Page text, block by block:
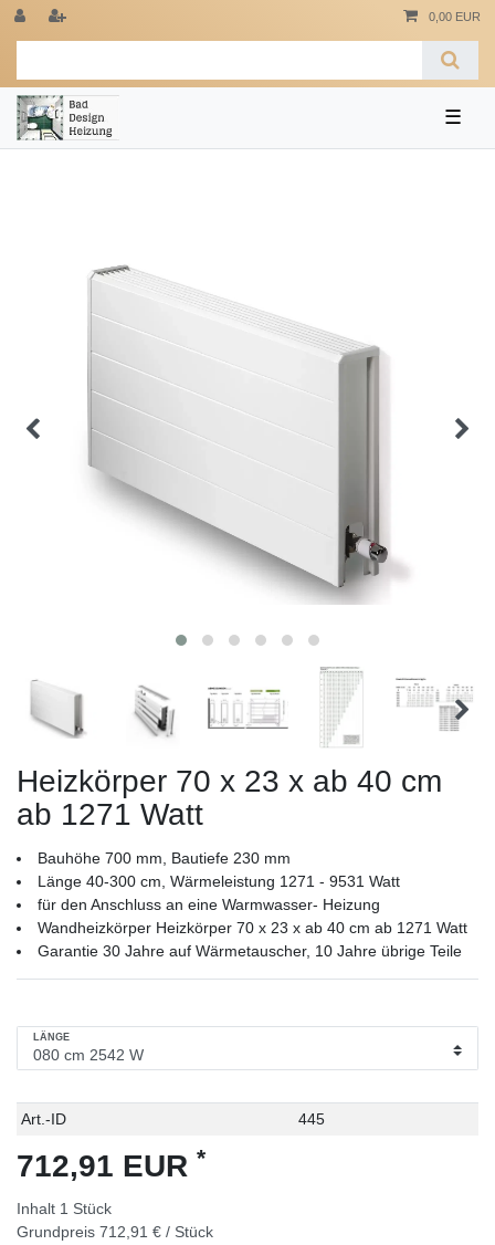
0,00 EUR
☰
Heizkörper 70 x 23 x ab 40 cm
ab 1271 Watt
Bauhöhe 700 mm, Bautiefe 230 mm
Länge 40-300 cm, Wärmeleistung 1271 - 9531 Watt
für den Anschluss an eine Warmwasser- Heizung
Wandheizkörper Heizkörper 70 x 23 x ab 40 cm ab 1271 Watt
Garantie 30 Jahre auf Wärmetauscher, 10 Jahre übrige Teile
LÄNGE
Technisches
Wert
Art.-ID 445
712,91 EUR *
Inhalt 1 Stück
Grundpreis 712,91 € / Stück